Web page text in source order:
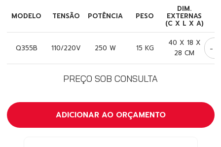
MODELO TENSÃO POTÊNCIA PESO
DIM.
EXTERNAS
(C X L X A)
Q355B 110/220V 250 W 15 KG
40 X 18 X
28 CM
-
PREÇO SOB CONSULTA
ADICIONAR AO ORÇAMENTO